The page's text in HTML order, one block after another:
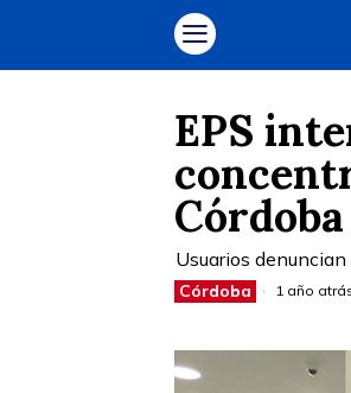
EPS
Córdoba
Usuarios
Córdoba 1 año